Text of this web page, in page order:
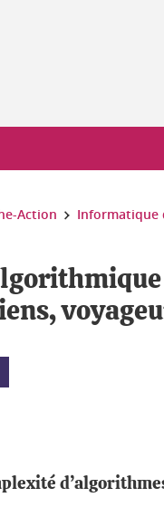
Action Informatique